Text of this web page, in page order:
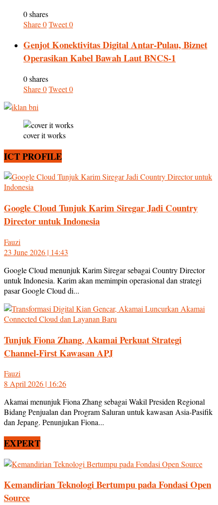
0 shares
Share0Tweet0
Genjot Konektivitas Digital Antar-Pulau, Biznet
Operasikan Kabel Bawah Laut BNCS-1
0 shares
Share0Tweet0
cover it works
ICT PROFILE
Google Cloud Tunjuk Karim Siregar Jadi Country
Director untuk Indonesia
Fauzi
23 June 2026 | 14:43
Google Cloud menunjuk Karim Siregar sebagai Country Director
untuk Indonesia. Karim akan memimpin operasional dan strategi
pasar Google Cloud di...
Tunjuk Fiona Zhang, Akamai Perkuat Strategi
Channel-First Kawasan APJ
Fauzi
8 April 2026 | 16:26
Akamai menunjuk Fiona Zhang sebagai Wakil Presiden Regional
Bidang Penjualan dan Program Saluran untuk kawasan Asia-Pasifik
dan Jepang. Penunjukan Fiona...
EXPERT
Kemandirian Teknologi Bertumpu pada Fondasi Open
Source